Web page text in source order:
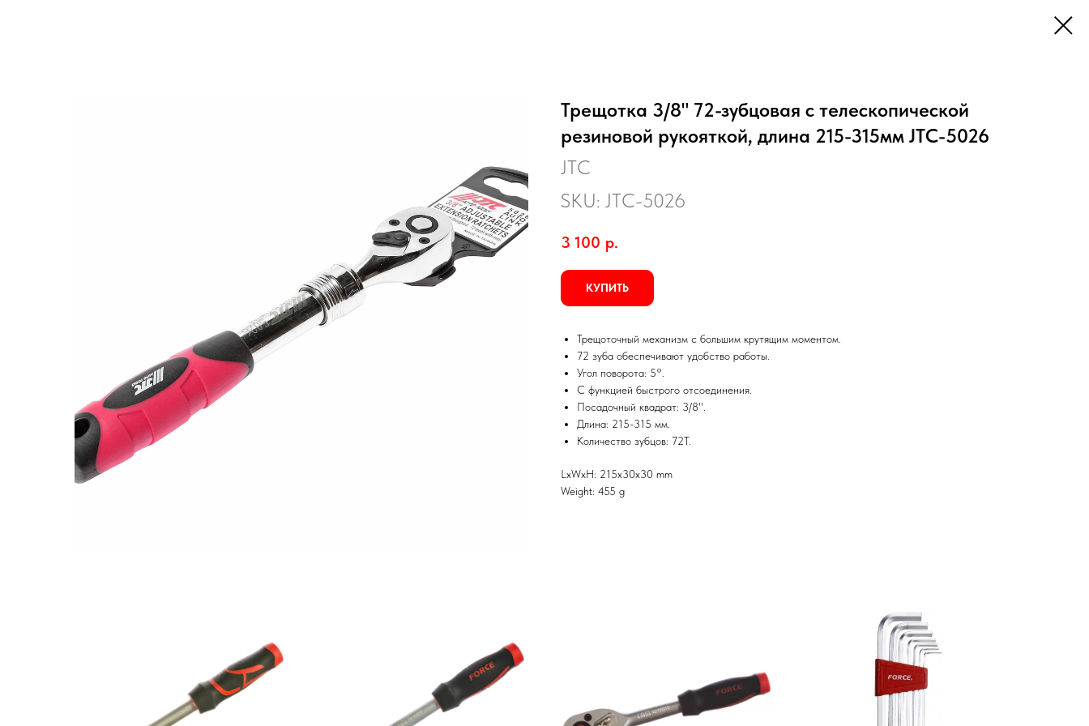
Трещотка 3/8" 72-зубцовая с телескопической
резиновой рукояткой, длина 215-315мм JTC-5026
JTC
SKU: JTC-5026
3 100 р.
КУПИТЬ
Трещоточный механизм с большим крутящим моментом.
72 зуба обеспечивают удобство работы.
Угол поворота: 5°.
С функцией быстрого отсоединения.
Посадочный квадрат: 3/8''.
Длина: 215-315 мм.
Количество зубцов: 72Т.
LxWxH: 215x30x30 mm
Weight: 455 g